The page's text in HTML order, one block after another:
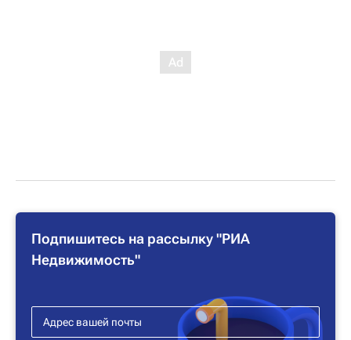
Подпишитесь на рассылку "РИА
Недвижимость"